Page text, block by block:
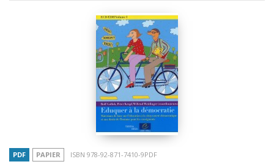
PDF PAPIER ISBN 978-92-871-7410-9PDF